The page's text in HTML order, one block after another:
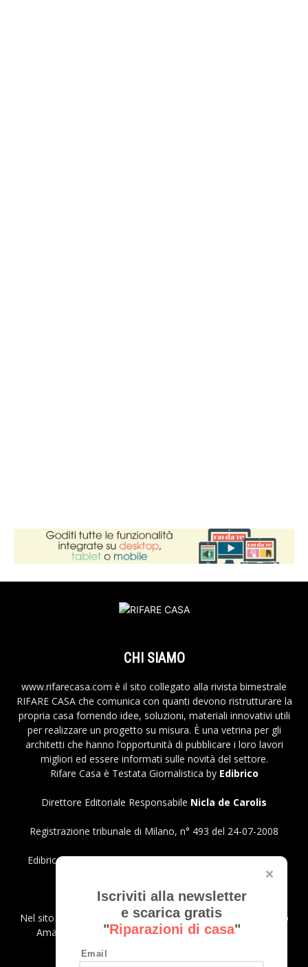
Iscriviti alla newsletter
e scarica gratis
"Riparazioni di casa"
Email
CHI SIAMO
www.rifarecasa.com è il sito collegato alla rivista bimestrale
RIFARE CASA che comunica con quanti devono ristrutturare la
propria casa fornendo idee, soluzioni, materiali innovativi utili
per realizzare un progetto su misura. È una vetrina per gli
architetti che hanno l’opportunità di pubblicare i loro lavori
migliori ed essere informati sulle novità del settore.
Rifare Casa è Testata Giornalistica by Edibrico
Direttore Editoriale Responsabile Nicla de Carolis
Registrazione tribunale di Milano, n° 493 del 24-07-2008
Edibrico srl - Viale Emilio Caldara, 44 - 20122 Milano P.iva
Privacy Policy
Nel sito sono presenti prodotti Amazon; in qualità di Affiliato
Amazon riceviamo un guadagno dagli acquisti idonei.